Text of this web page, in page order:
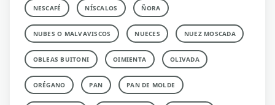
NESCAFÉ NÍSCALOS ÑORA
NUBES O MALVAVISCOS NUECES NUEZ MOSCADA
OBLEAS BUITONI OIMIENTA OLIVADA
ORÉGANO PAN PAN DE MOLDE